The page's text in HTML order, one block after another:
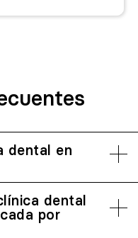
dental en
dental
por